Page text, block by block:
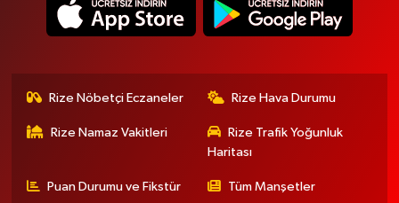
Rize Nöbetçi Eczaneler Rize Hava Durumu
Rize Namaz Vakitleri
Rize Trafik Yoğunluk
Haritası
Puan Durumu ve Fikstür Tüm Manşetler